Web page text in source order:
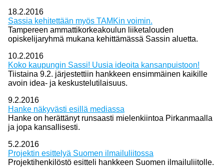
18.2.2016
Sassia kehitettään myös TAMKin voimin.
Tampereen ammattikorkeakoulun liiketalouden
opiskelijaryhmä mukana kehittämässä Sassin aluetta.
10.2.2016
Koko kaupungin Sassi! Uusia ideoita kansanpuistoon!
Tiistaina 9.2. järjestettiin hankkeen ensimmäinen kaikille
avoin idea- ja keskustelutilaisuus.
9.2.2016
Hanke näkyvästi esillä mediassa
Hanke on herättänyt runsaasti mielenkiintoa Pirkanmaalla
ja jopa kansallisesti.
5.2.2016
Projektin esittelyä Suomen ilmailuliitossa
Projektihenkilöstö esitteli hankkeen Suomen ilmailuliitolle.